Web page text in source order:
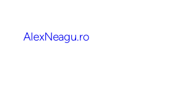
AlexNeagu.ro